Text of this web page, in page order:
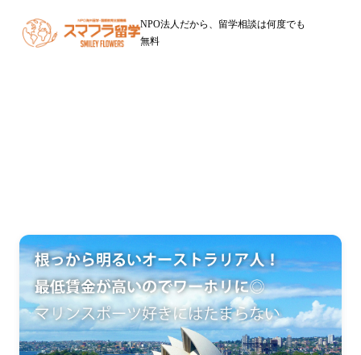
NPO法人だから、留学相談は何度でも
無料